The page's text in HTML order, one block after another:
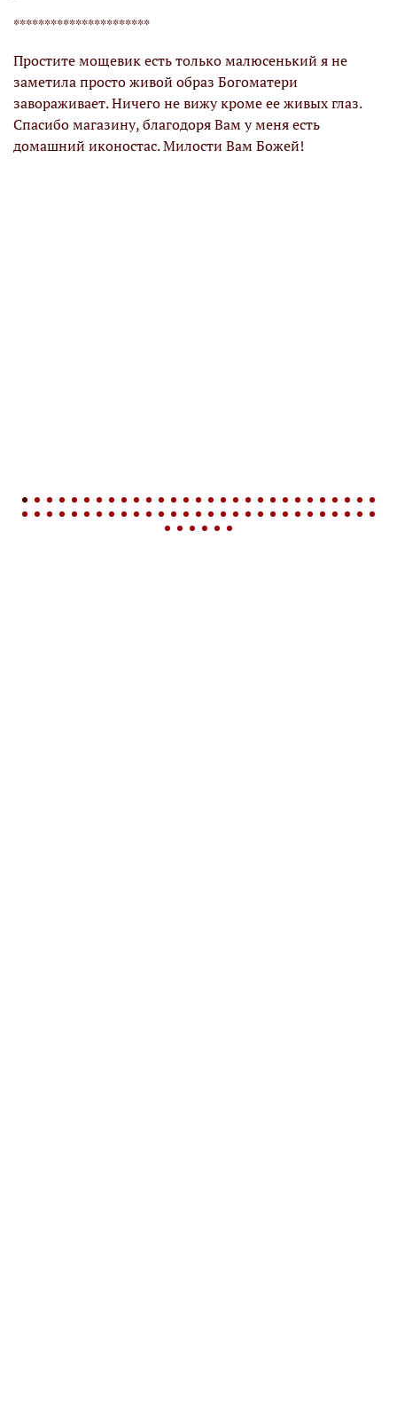
**********************
Простите мощевик есть только малюсенький я не
заметила просто живой образ Богоматери
завораживает. Ничего не вижу кроме ее живых глаз.
Спасибо магазину, благодоря Вам у меня есть
домашний иконостас. Милости Вам Божей!